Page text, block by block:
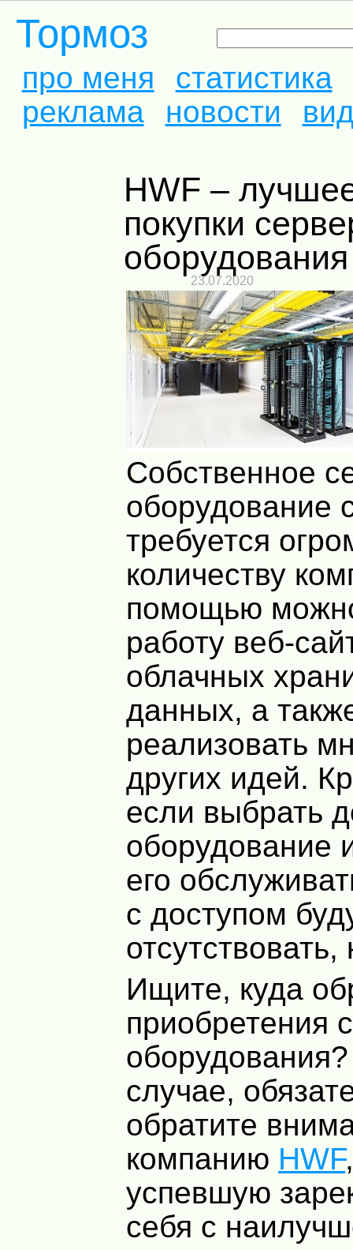
Тормоз
про меня
статистика
реклама
новости
HWF – лучшее место для
покупки
оборудования
23.07.2020
Собственное
оборудование
требуется
количеству
помощью
работу веб-
облачных
данных, а
реализовать
других идей.
если выбрать
оборудование
его
с доступом
отсутствовать,
Ищите, куда
приобретения
случае,
обратите
компанию HWF
успевшую
себя с